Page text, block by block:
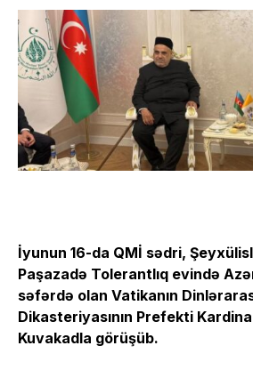
İyunun 16-da QMİ sədri,
Paşazadə Tolerantlıq evində
səfərdə olan Vatikanın
Dikasteriyasının Prefekti
Kuvakadla görüşüb.